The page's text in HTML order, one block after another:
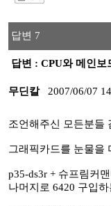
답변 7
답변 : CPU와 메인보
무딘칼 2007/06/07
조언해주신 모든분들
그래픽카드를 눈물을
p35-ds3r + 슈프림커
나머지로 6420 구입